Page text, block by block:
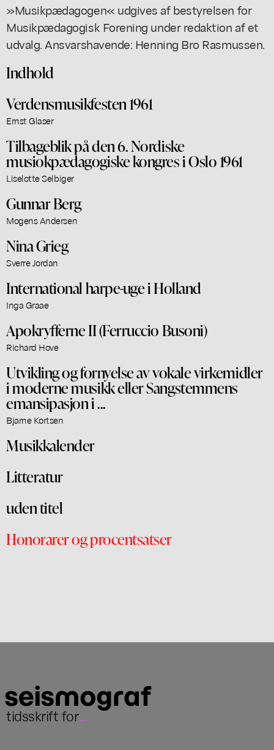
»Musikpædagogen« udgives af bestyrelsen for
Musikpædagogisk Forening under redaktion af et
udvalg. Ansvarshavende: Henning Bro Rasmussen.
Indhold
Verdensmusikfesten 1961
Ernst Glaser
Tilbageblik på den 6. Nordiske
musiokpædagogiske kongres i Oslo 1961
Liselotte Selbiger
Gunnar Berg
Mogens Andersen
Nina Grieg
Sverre Jordan
International harpe-uge i Holland
Inga Graae
Apokryfferne II (Ferruccio Busoni)
Richard Hove
Utvikling og fornyelse av vokale virkemidler
i moderne musikk eller Sangstemmens
emansipasjon i ...
Bjarne Kortsen
Musikkalender
Litteratur
uden titel
Honorarer og procentsatser
tidsskrift for...